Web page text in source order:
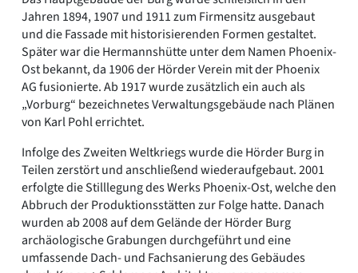
Jahren 1894, 1907 und 1911 zum Firmensitz ausgebaut
und die Fassade mit historisierenden Formen gestaltet.
Später war die Hermannshütte unter dem Namen Phoenix-
Ost bekannt, da 1906 der Hörder Verein mit der Phoenix
AG fusionierte. Ab 1917 wurde zusätzlich ein auch als
„Vorburg“ bezeichnetes Verwaltungsgebäude nach Plänen
von Karl Pohl errichtet.
Infolge des Zweiten Weltkriegs wurde die Hörder Burg in
Teilen zerstört und anschließend wiederaufgebaut. 2001
erfolgte die Stilllegung des Werks Phoenix-Ost, welche den
Abbruch der Produktionsstätten zur Folge hatte. Danach
wurden ab 2008 auf dem Gelände der Hörder Burg
archäologische Grabungen durchgeführt und eine
umfassende Dach- und Fachsanierung des Gebäudes